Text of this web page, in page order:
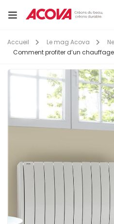
au Toggle
Accueil Le mag Acova
Comment profiter d’un